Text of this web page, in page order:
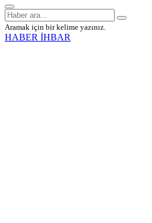
Aramak için bir kelime yazınız.
HABER İHBAR